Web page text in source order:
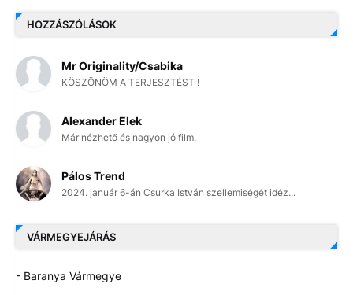
HOZZÁSZÓLÁSOK
Mr Originality/Csabika
KÖSZÖNÖM A TERJESZTÉST !
Alexander Elek
Már nézhető és nagyon jó film.
Pálos Trend
2024. január 6-án Csurka István szellemiségét idéz...
VÁRMEGYEJÁRÁS
- Baranya Vármegye